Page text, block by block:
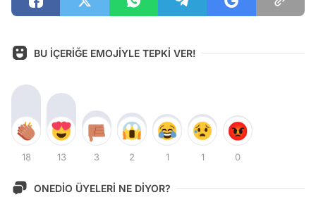
BU İÇERİĞE EMOJİYLE TEPKİ VER!
18 13 3 2 1 1 0
ONEDİO ÜYELERİ NE DİYOR?